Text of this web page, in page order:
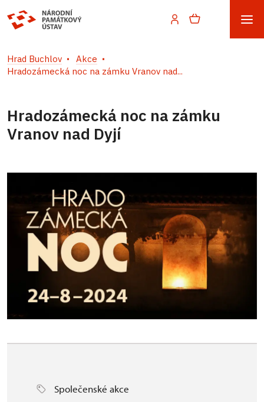
Hrad Buchlov
Akce
Hradozámecká noc na zámku Vranov nad...
Hradozámecká noc na zámku
Vranov nad Dyjí
Společenské akce